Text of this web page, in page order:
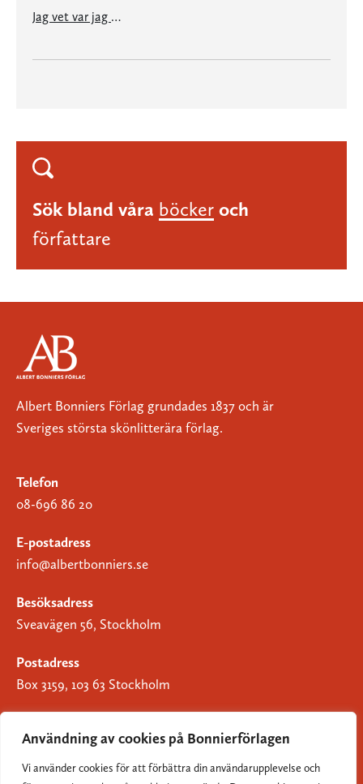
Användning av cookies på Bonnierförlagen
Vi använder cookies för att förbättra din användarupplevelse och
Jag vet var jag kommer ifrån
Sök bland våra böcker och
författare
Albert Bonniers Förlag grundades 1837 och är
Sveriges största skönlitterära förlag.
Telefon
08-696 86 20
E-postadress
info@albertbonniers.se
Besöksadress
Sveavägen 56, Stockholm
Postadress
Box 3159, 103 63 Stockholm
Om Bonnierförlagen